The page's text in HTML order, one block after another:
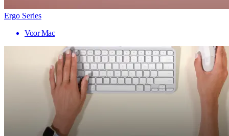
Ergo Series
Voor Mac